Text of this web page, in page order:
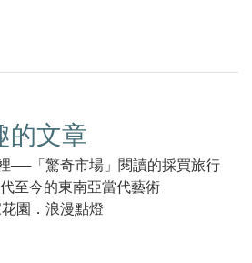
的文章
──「驚奇市場」閱讀的採買旅行
至今的東南亞當代藝術
園．浪漫點燈